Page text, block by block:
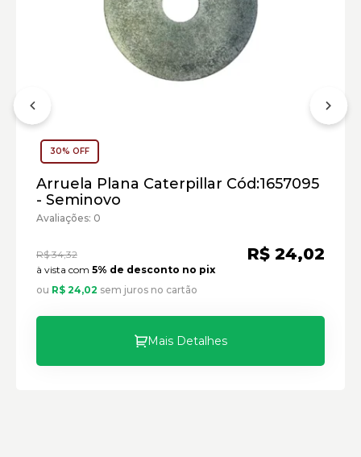
Retroescavadeira Caterpillar:
Carregadeira de Rodas Caterpillar:
Marca:
Material:
Comprimento:
Largura:
Altura:
30% OFF
Arruela Plana Caterpillar Cód:1657095
- Seminovo
Avaliações: 0
R$ 34,32 R$ 24,02
à vista com 5% de desconto no pix
ou R$ 24,02 sem juros no cartão
Mais Detalhes